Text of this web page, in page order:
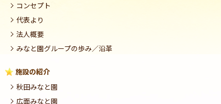
コンセプト
代表より
法人概要
みなと園グループの歩み／沿革
施設の紹介
秋田みなと園
広面みなと園